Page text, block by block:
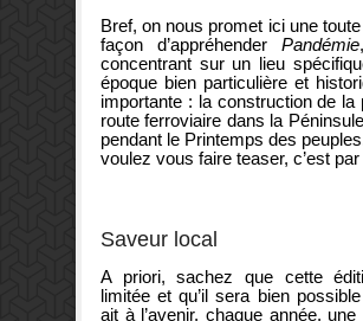
Bref, on nous promet ici une
façon d’appréhender Pandémie
concentrant sur un lieu
époque bien particulière et
importante : la construction de la
route ferroviaire dans la
pendant le Printemps des
voulez vous faire teaser, c’est par
Saveur local
A priori, sachez que cette
limitée et qu’il sera bien possible
ait à l’avenir, chaque année, une